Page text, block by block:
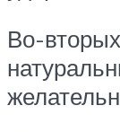
Во-